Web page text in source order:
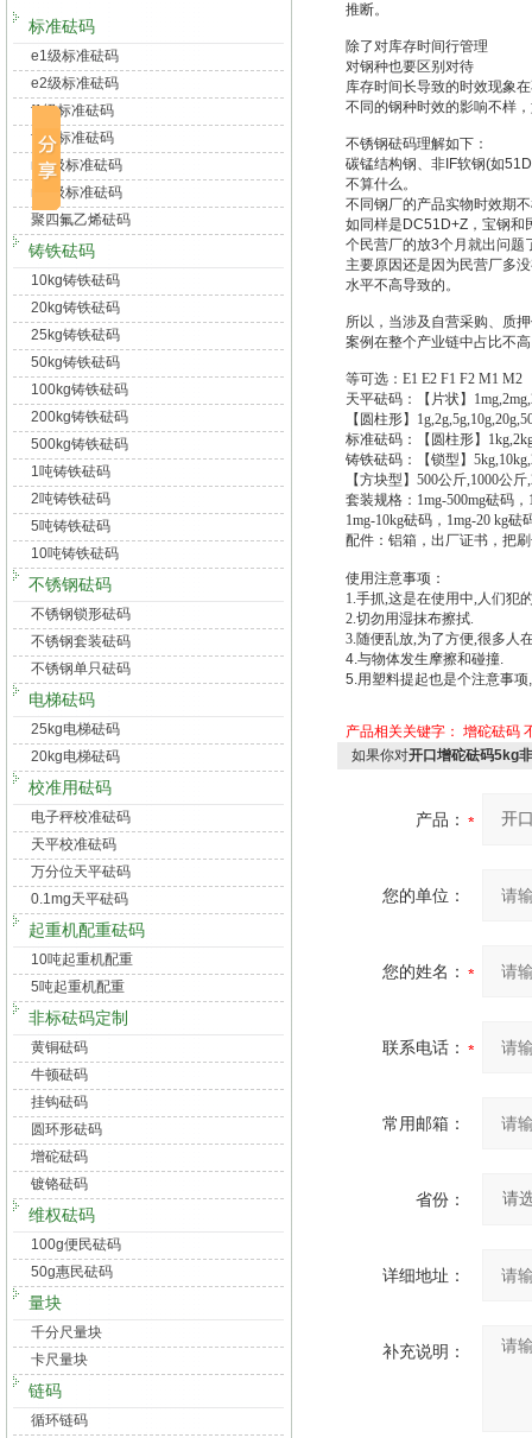
标准砝码
e1级标准砝码
e2级标准砝码
f1级标准砝码
f2级标准砝码
m1级标准砝码
m2级标准砝码
聚四氟乙烯砝码
铸铁砝码
10kg铸铁砝码
20kg铸铁砝码
25kg铸铁砝码
50kg铸铁砝码
100kg铸铁砝码
200kg铸铁砝码
500kg铸铁砝码
1吨铸铁砝码
2吨铸铁砝码
5吨铸铁砝码
10吨铸铁砝码
不锈钢砝码
不锈钢锁形砝码
不锈钢套装砝码
不锈钢单只砝码
电梯砝码
25kg电梯砝码
20kg电梯砝码
校准用砝码
电子秤校准砝码
天平校准砝码
万分位天平砝码
0.1mg天平砝码
起重机配重砝码
10吨起重机配重
5吨起重机配重
非标砝码定制
黄铜砝码
牛顿砝码
挂钩砝码
圆环形砝码
增砣砝码
镀铬砝码
维权砝码
100g便民砝码
50g惠民砝码
量块
千分尺量块
卡尺量块
链码
循环链码
推断。
除了对库存时间行管理
对钢种也要区别对待
库存时间长导致的时效现象
不同的钢种时效的影响不样
不锈钢砝码理解如下：
碳锰结构钢、非IF软钢(如
不算什么。
不同钢厂的产品实物时效期
如同样是DC51D+Z，宝钢和
个民营厂的放3个月就出问题
主要原因还是因为民营厂多
水平不高导致的。
所以，当涉及自营采购、质
案例在整个产业链中占比不
等可选：E1 E2 F1 F2 M1 M2
天平砝码：【片状】
【圆柱形】
标准砝码：【圆柱形】
铸铁砝码：【锁型】
【方块型】500公斤,1000公
套装规格：1mg-500mg砝码
1mg-10kg砝码，1mg-20 kg砝
配件：铝箱，出厂证书，把
使用注意事项：
1.手抓,这是在使用中,人们犯
2.切勿用湿抹布擦拭.
3.随便乱放,为了方便,很多人
4.与物体发生摩擦和碰撞.
5.用塑料提起也是个注意事项,
产品相关关键字： 增砣砝码
如果你对开口增砣砝码5kg
产品：
您的单位：
您的姓名：
联系电话：
常用邮箱：
省份：
详细地址：
补充说明：